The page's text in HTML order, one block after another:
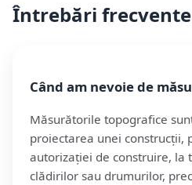
Întrebări frecvente
Când am nevoie de
Măsurătorile topografice
proiectarea unei construcții,
autorizației de construire, la
clădirilor sau drumurilor,